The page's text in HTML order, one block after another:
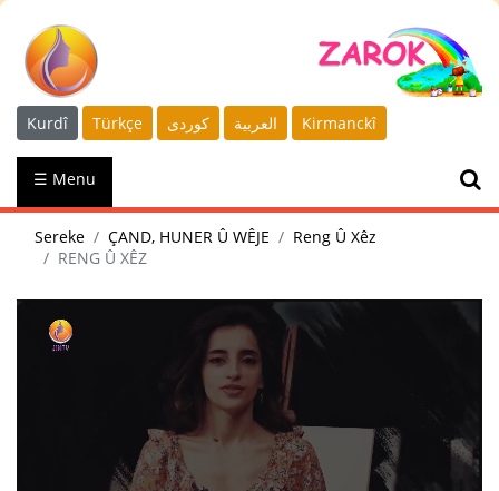
Kurdî Türkçe كوردى العربية Kirmanckî
☰ Menu
Sereke ÇAND, HUNER Û WÊJE
Reng Û Xêz
RENG Û XÊZ